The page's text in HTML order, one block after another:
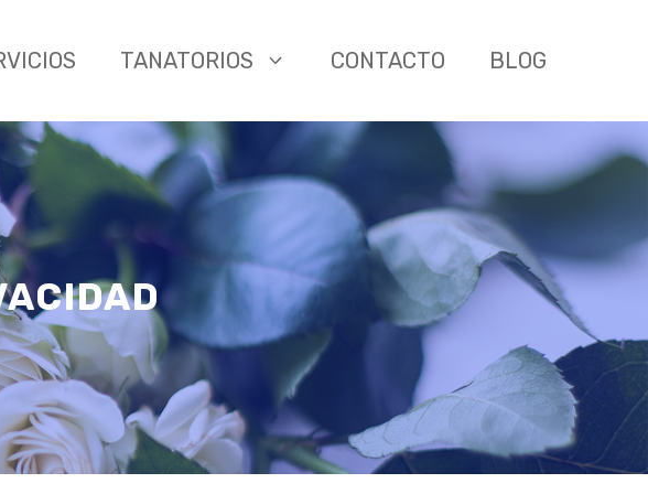
TANATORIOS CONTACTO BLOG